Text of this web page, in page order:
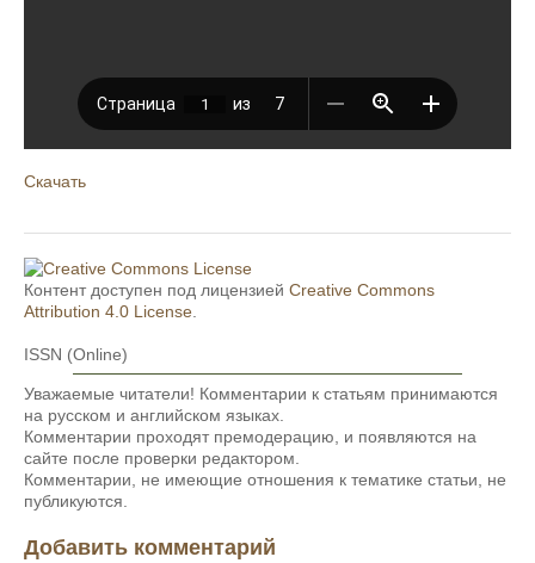
Скачать
Контент доступен под лицензией Creative Commons
Attribution 4.0 License
ISSN (Online)
Уважаемые читатели! Комментарии к статьям принимаются
на русском и английском языках.
Комментарии проходят премодерацию, и появляются на
сайте после проверки редактором.
Комментарии, не имеющие отношения к тематике статьи, не
публикуются.
Добавить комментарий